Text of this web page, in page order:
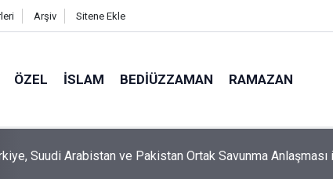
Arşiv Sitene Ekle
ÖZEL İSLAM BEDIÜZZAMAN RAMAZAN